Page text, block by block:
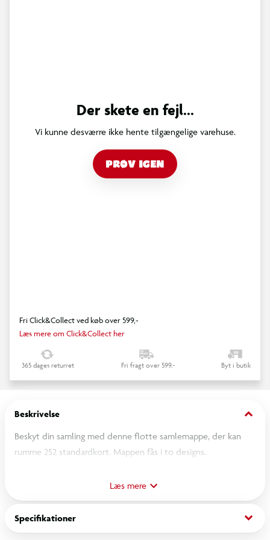
Der skete en fejl...
Vi kunne desværre ikke hente tilgængelige varehuse.
PRØV IGEN
Fri Click&Collect ved køb over 599,-
Læs mere om Click&Collect her
365 dages returret Fri fragt over 599,- Byt i butik
Beskrivelse keyboard_arrow_down
Beskyt din samling med denne flotte samlemappe, der kan
rumme 252 standardkort. Mappen fås i to designs.
OBS! Varen er assorteret, og en bestemt variant kan ikke
garanteres.
Læs mere
Specifikationer keyboard_arrow_down